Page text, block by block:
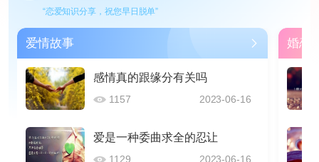
“恋爱知识分享，祝您早日脱单”
爱情故事
感情真的跟缘分有关吗
1157 2023-06-16
爱是一种委曲求全的忍让
1129 2023-06-16
婚恋